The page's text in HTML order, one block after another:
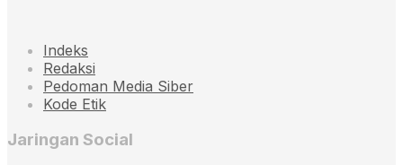
Indeks
Redaksi
Pedoman Media Siber
Kode Etik
Jaringan Social